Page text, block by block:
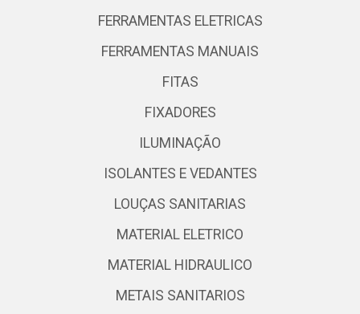
FERRAMENTAS ELETRICAS
FERRAMENTAS MANUAIS
FITAS
FIXADORES
ILUMINAÇÃO
ISOLANTES E VEDANTES
LOUÇAS SANITARIAS
MATERIAL ELETRICO
MATERIAL HIDRAULICO
METAIS SANITARIOS